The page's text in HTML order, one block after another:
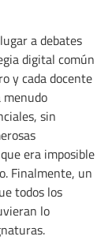
a debates
digital común
y cada docente
menudo
sin
era imposible
Finalmente, un
todos los
lo